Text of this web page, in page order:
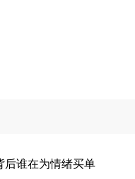
-34.08 -0.24%
后谁在为情绪买单